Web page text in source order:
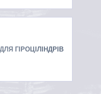
ГІРОЦІЛІНДРІВ